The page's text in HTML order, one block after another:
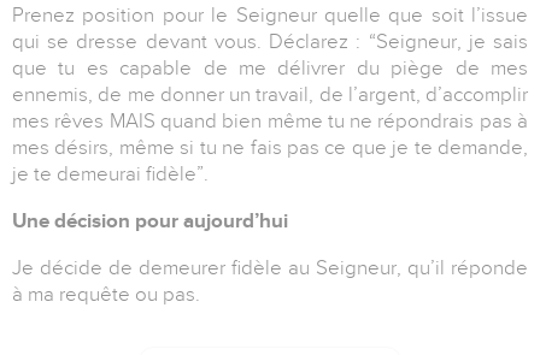
Prenez position pour le Seigneur quelle que soit l’issue
qui se dresse devant vous. Déclarez : “Seigneur, je sais
que tu es capable de me délivrer du piège de mes
ennemis, de me donner un travail, de l’argent, d’accomplir
mes rêves MAIS quand bien même tu ne répondrais pas à
mes désirs, même si tu ne fais pas ce que je te demande,
je te demeurai fidèle”.
Une décision pour aujourd’hui
Je décide de demeurer fidèle au Seigneur, qu’il réponde
à ma requête ou pas.